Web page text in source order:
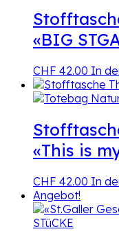
«BIG
CHF 42.00 In
«This is
CHF 42.00 In
Angebot!